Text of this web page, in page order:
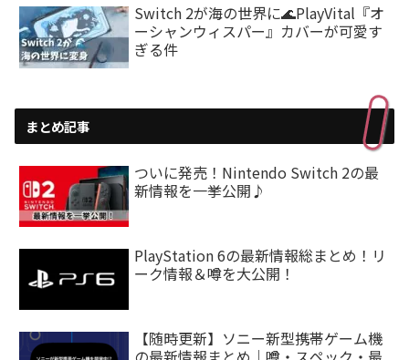
Switch 2が海の世界に🌊PlayVital『オ
ーシャンウィスパー』カバーが可愛す
ぎる件
まとめ記事
ついに発売！Nintendo Switch 2の最
新情報を一挙公開♪
PlayStation 6の最新情報総まとめ！リ
ーク情報＆噂を大公開！
【随時更新】ソニー新型携帯ゲーム機